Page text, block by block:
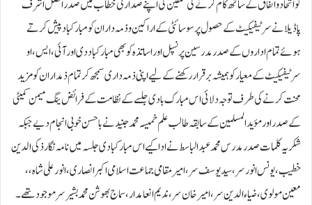
کو اتحاد و اتفاق کے ساتھ کام کرنے کی تلقین کی اپنے صدارتی خطاب میں صدر افضل اشرف
پاڈیلا نے سرٹیفیکیٹ کے حصول پر سوسائٹی کے اراکین و ذمہ داران کو مبارکباد پیش کرتے
ہوئے تمام اداروں کے صدر مدرسین پرنسپل اور اساتذہ کو بھی مبارکباد دی اور آئی، ایس، او
سرٹیفیکیٹ کے معیار کو ہمیشہ برقرار رکھنے کے لیے اپنی ذمہ داری سمجھ کر تمام ذمداران کو مزید
محنت کرنے کی طرف توجہ دلائی اس مبارک بادی جلسے کے نظامت کے فرائض ینگ میمن کمیٹی
کے صدر اور مؤیدالمسلمین کے سابقہ طالب علم خمیسہ محمد جنید نے باحسن خوبی انجام دیے جبکہ
شکریہ کلمات صدر مدرس محمد عبدالباسط نے ادا کیے اس مبارکبادی جلسہ میں نامہ نگار ذکی الدین
خطیب، یو نس انور سر ،سید یوسف سر، امیر مقامی جماعت اسلامی اکبر انصاری، انور علی شاہ،،
معین مولوی، ضیاء الدین سر ، امیر خان سر ،ندیم انعامدار ، سماج بھوشن محمد بشیر سر موجود تھے۔